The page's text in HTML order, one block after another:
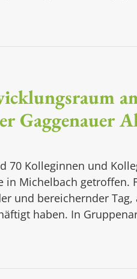
Gaggenauer
70 Kolleginnen und
in Michelbach getroffen.
und bereichernder
haben. In